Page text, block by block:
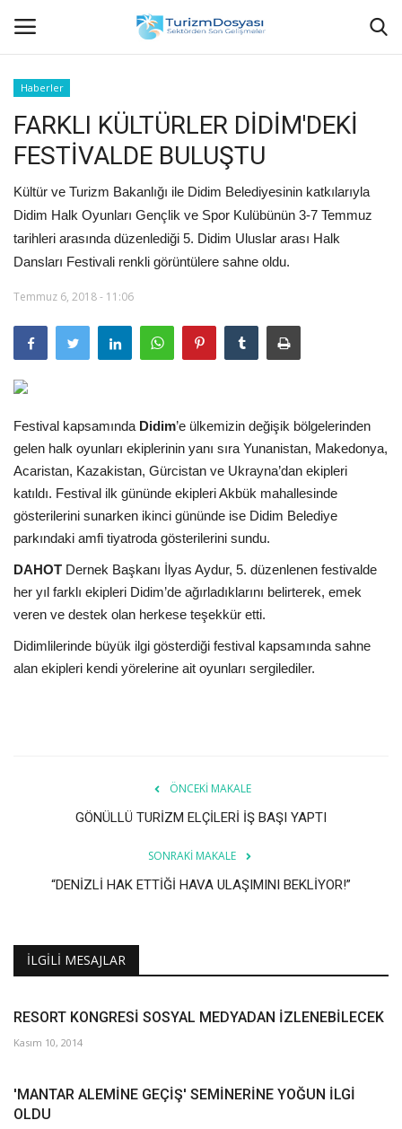
Anasayfa
Bize Ulaşın
Künye
Halil ÖNCÜ kimdir?
KVKK Aydınlatma Metni
Haberler
Görüntülü
Araştırma - İnceleme
Lezzet Durakları
Röportajlar
Gezi - Yorum
Sizlerden Gelenler
Yorumlar
Haberler
FARKLI KÜLTÜRLER DİDİM'DEKİ
FESTİVALDE BULUŞTU
Kültür ve Turizm Bakanlığı ile Didim Belediyesinin katkılarıyla
Didim Halk Oyunları Gençlik ve Spor Kulübünün 3-7 Temmuz
tarihleri arasında düzenlediği 5. Didim Uluslar arası Halk
Dansları Festivali renkli görüntülere sahne oldu.
Temmuz 6, 2018 - 11:06
Festival kapsamında Didim’e ülkemizin değişik bölgelerinden
gelen halk oyunları ekiplerinin yanı sıra Yunanistan, Makedonya,
Acaristan, Kazakistan, Gürcistan ve Ukrayna’dan ekipleri
katıldı. Festival ilk gününde ekipleri Akbük mahallesinde
gösterilerini sunarken ikinci gününde ise Didim Belediye
parkındaki amfi tiyatroda gösterilerini sundu.
DAHOT Dernek Başkanı İlyas Aydur, 5. düzenlenen festivalde
her yıl farklı ekipleri Didim’de ağırladıklarını belirterek, emek
veren ve destek olan herkese teşekkür etti.
Didimlilerinde büyük ilgi gösterdiği festival kapsamında sahne
alan ekipleri kendi yörelerine ait oyunları sergilediler.
ÖNCEKI MAKALE
GÖNÜLLÜ TURİZM ELÇİLERİ İŞ BAŞI YAPTI
SONRAKI MAKALE
“DENİZLİ HAK ETTİĞİ HAVA ULAŞIMINI BEKLİYOR!”
İLGILI MESAJLAR
RESORT KONGRESİ SOSYAL MEDYADAN İZLENEBİLECEK
Kasım 10, 2014
'MANTAR ALEMİNE GEÇİŞ' SEMİNERİNE YOĞUN İLGİ
OLDU